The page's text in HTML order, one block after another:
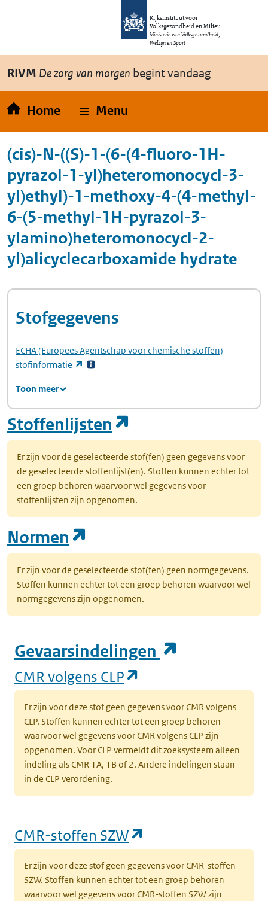
Overslaan en naar de inhoud gaan
Rijksinstituut voor
Volksgezondheid en Milieu
Ministerie van Volksgezondheid,
Welzijn en Sport
RIVM De zorg van morgen begint vandaag
Home Menu
(cis)-N-((S)-1-(6-(4-fluoro-1H-
pyrazol-1-yl)heteromonocycl-3-
yl)ethyl)-1-methoxy-4-(4-methyl-
6-(5-methyl-1H-pyrazol-3-
ylamino)heteromonocycl-2-
yl)alicyclecarboxamide hydrate
Stofgegevens
ECHA(Europees Agentschap voor chemische stoffen)
stofinformatie
(opent in een nieuw tabblad)
Toon meer
Stoffenlijsten
Er zijn voor de geselecteerde stof(fen) geen gegevens voor
de geselecteerde stoffenlijst(en). Stoffen kunnen echter tot
een groep behoren waarvoor wel gegevens voor
stoffenlijsten zijn opgenomen.
Normen
Er zijn voor de geselecteerde stof(fen) geen normgegevens.
Stoffen kunnen echter tot een groep behoren waarvoor wel
normgegevens zijn opgenomen.
Gevaarsindelingen
CMR volgens CLP
Er zijn voor deze stof geen gegevens voor CMR volgens
CLP. Stoffen kunnen echter tot een groep behoren
waarvoor wel gegevens voor CMR volgens CLP zijn
opgenomen. Voor CLP vermeldt dit zoeksysteem alleen
indeling als CMR 1A, 1B of 2. Andere indelingen staan
in de CLP verordening.
CMR-stoffen SZW
Er zijn voor deze stof geen gegevens voor CMR-stoffen
SZW. Stoffen kunnen echter tot een groep behoren
waarvoor wel gegevens voor CMR-stoffen SZW zijn